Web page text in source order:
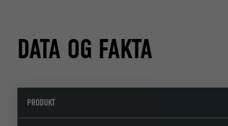
DATA OG FAKTA
PRODUKT